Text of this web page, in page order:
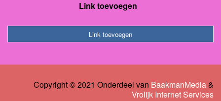
Link toevoegen
Link toevoegen
Copyright © 2021 Onderdeel van BaakmanMedia&
Vrolijk Internet Services